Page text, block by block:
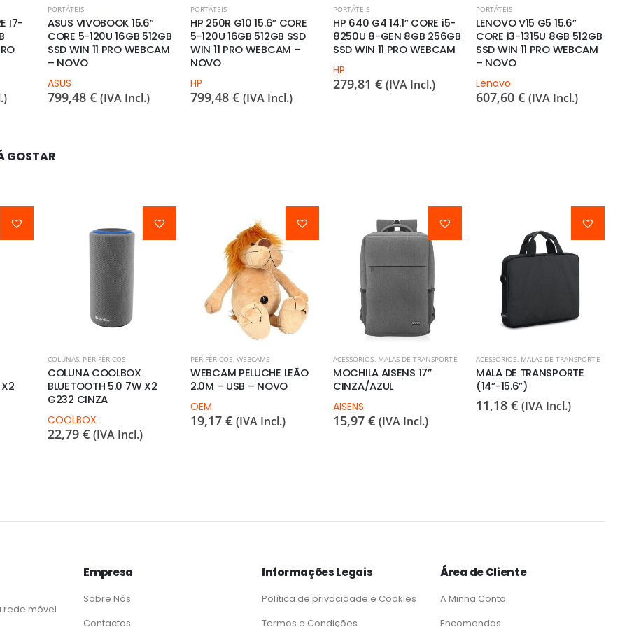
I7-
PORTÁTEIS
ASUS VIVOBOOK 15.6”
CORE 5-120U 16GB 512GB
SSD WIN 11 PRO WEBCAM
– NOVO
ASUS
799,48 € (IVA Incl.)
PORTÁTEIS
HP 250R G10 15.6” CORE
5-120U 16GB 512GB SSD
WIN 11 PRO WEBCAM –
NOVO
HP
799,48 € (IVA Incl.)
PORTÁTEIS
HP 640 G4 14.1” CORE i5-
8250U 8-GEN 8GB 256GB
SSD WIN 11 PRO WEBCAM
HP
279,81 € (IVA Incl.)
PORTÁTEIS
LENOVO V15 G5 15.6”
CORE i3-1315U 8GB 512GB
SSD WIN 11 PRO WEBCAM
– NOVO
Lenovo
607,60 € (IVA Incl.)
GOSTAR
COLUNAS, PERIFÉRICOS
COLUNA COOLBOX
BLUETOOTH 5.0 7W X2
G232 CINZA
COOLBOX
22,79 € (IVA Incl.)
PERIFÉRICOS, WEBCAMS
WEBCAM PELUCHE LEÃO
2.0M – USB – NOVO
OEM
19,17 € (IVA Incl.)
ACESSÓRIOS, MALAS DE TRANSPORTE
MOCHILA AISENS 17”
CINZA/AZUL
AISENS
15,97 € (IVA Incl.)
ACESSÓRIOS, MALAS DE TRANSPORTE
MALA DE TRANSPORTE
(14”-15.6”)
11,18 € (IVA Incl.)
rede móvel
Empresa
Sobre Nós
Contactos
Informações Legais
Política de privacidade e Cookies
Termos e Condições
Área de Cliente
A Minha Conta
Encomendas